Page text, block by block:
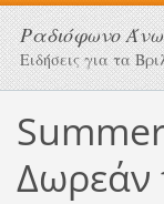
Ραδιόφωνο
Ειδήσεις για τα
Δωρεάν